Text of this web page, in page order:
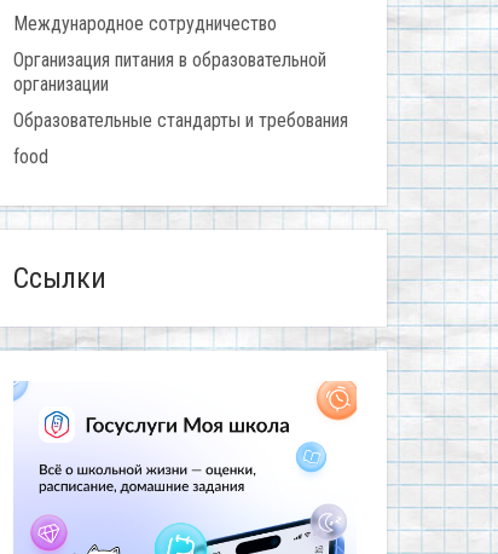
Международное сотрудничество
Организация питания в образовательной
организации
Образовательные стандарты и требования
food
Ссылки